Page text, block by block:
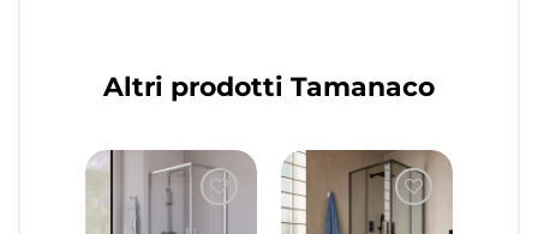
Altri prodotti Tamanaco